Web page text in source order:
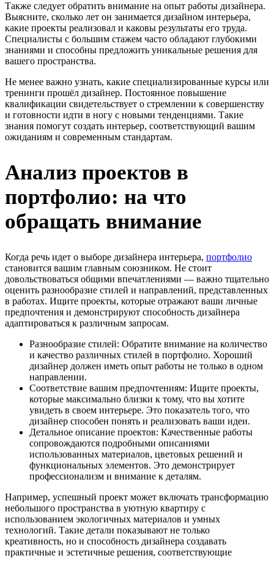
Также следует обратить внимание на опыт работы дизайнера.
Выясните, сколько лет он занимается дизайном интерьера,
какие проекты реализовал и каковы результаты его труда.
Специалисты с большим стажем часто обладают глубокими
знаниями и способны предложить уникальные решения для
вашего пространства.
Не менее важно узнать, какие специализированные курсы или
тренинги прошёл дизайнер. Постоянное повышение
квалификации свидетельствует о стремлении к совершенству
и готовности идти в ногу с новыми тенденциями. Такие
знания помогут создать интерьер, соответствующий вашим
ожиданиям и современным стандартам.
Анализ проектов в
портфолио: на что
обращать внимание
Когда речь идет о выборе дизайнера интерьера, портфолио
становится вашим главным союзником. Не стоит
довольствоваться общими впечатлениями — важно тщательно
оценить разнообразие стилей и направлений, представленных
в работах. Ищите проекты, которые отражают ваши личные
предпочтения и демонстрируют способность дизайнера
адаптироваться к различным запросам.
Разнообразие стилей: Обратите внимание на количество
и качество различных стилей в портфолио. Хороший
дизайнер должен иметь опыт работы не только в одном
направлении.
Соответствие вашим предпочтениям: Ищите проекты,
которые максимально близки к тому, что вы хотите
увидеть в своем интерьере. Это показатель того, что
дизайнер способен понять и реализовать ваши идеи.
Детальное описание проектов: Качественные работы
сопровождаются подробными описаниями
использованных материалов, цветовых решений и
функциональных элементов. Это демонстрирует
профессионализм и внимание к деталям.
Например, успешный проект может включать трансформацию
небольшого пространства в уютную квартиру с
использованием экологичных материалов и умных
технологий. Такие детали показывают не только
креативность, но и способность дизайнера создавать
практичные и эстетичные решения, соответствующие